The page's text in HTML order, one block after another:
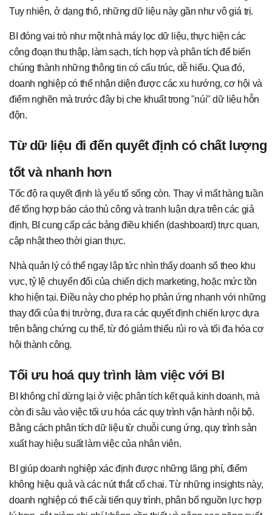
Tuy nhiên, ở dạng thô, những dữ liệu này gần như vô giá trị.
BI đóng vai trò như một nhà máy lọc dữ liệu, thực hiện các
công đoạn thu thập, làm sạch, tích hợp và phân tích để biến
chúng thành những thông tin có cấu trúc, dễ hiểu. Qua đó,
doanh nghiệp có thể nhận diện được các xu hướng, cơ hội và
điểm nghẽn mà trước đây bị che khuất trong "núi" dữ liệu hỗn
độn.
Từ dữ liệu đi đến quyết định có chất lượng
tốt và nhanh hơn
Tốc độ ra quyết định là yếu tố sống còn. Thay vì mất hàng tuần
để tổng hợp báo cáo thủ công và tranh luận dựa trên các giả
định, BI cung cấp các bảng điều khiển (dashboard) trực quan,
cập nhật theo thời gian thực.
Nhà quản lý có thể ngay lập tức nhìn thấy doanh số theo khu
vực, tỷ lệ chuyển đổi của chiến dịch marketing, hoặc mức tồn
kho hiện tại. Điều này cho phép họ phản ứng nhanh với những
thay đổi của thị trường, đưa ra các quyết định chiến lược dựa
trên bằng chứng cụ thể, từ đó giảm thiểu rủi ro và tối đa hóa cơ
hội thành công.
Tối ưu hoá quy trình làm việc với BI
BI không chỉ dừng lại ở việc phân tích kết quả kinh doanh, mà
còn đi sâu vào việc tối ưu hóa các quy trình vận hành nội bộ.
Bằng cách phân tích dữ liệu từ chuỗi cung ứng, quy trình sản
xuất hay hiệu suất làm việc của nhân viên.
BI giúp doanh nghiệp xác định được những lãng phí, điểm
không hiệu quả và các nút thắt cổ chai. Từ những insights này,
doanh nghiệp có thể cải tiến quy trình, phân bổ nguồn lực hợp